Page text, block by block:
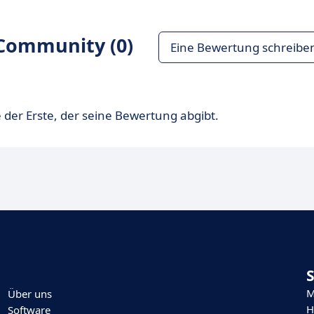
(0) Eine Bewertung
Erste, der seine Bewertung abgibt.
Über uns
Software